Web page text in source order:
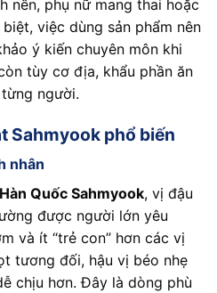
nền, phụ nữ mang thai hoặc
việc dùng sản phẩm nên
ý kiến chuyên môn khi
tùy cơ địa, khẩu phần ăn
người.
Sahmyook phổ biến
nhân
Quốc Sahmyook, vị đậu
được người lớn yêu
và ít “trẻ con” hơn các vị
tương đối, hậu vị béo nhẹ
chịu hơn. Đây là dòng phù